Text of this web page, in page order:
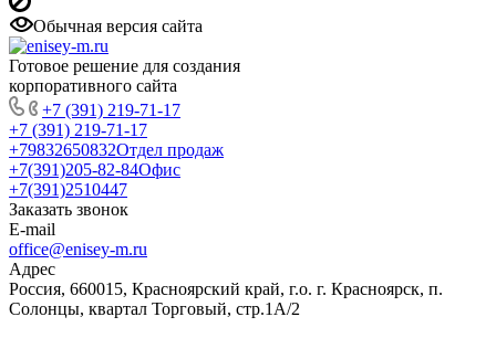
Обычная версия сайта
Готовое решение для создания
корпоративного сайта
+7 (391) 219-71-17
+7 (391) 219-71-17
+79832650832Отдел продаж
+7(391)205-82-84Офис
+7(391)2510447
Заказать звонок
E-mail
office@enisey-m.ru
Адрес
Россия, 660015, Красноярский край, г.о. г. Красноярск, п.
Солонцы, квартал Торговый, стр.1А/2